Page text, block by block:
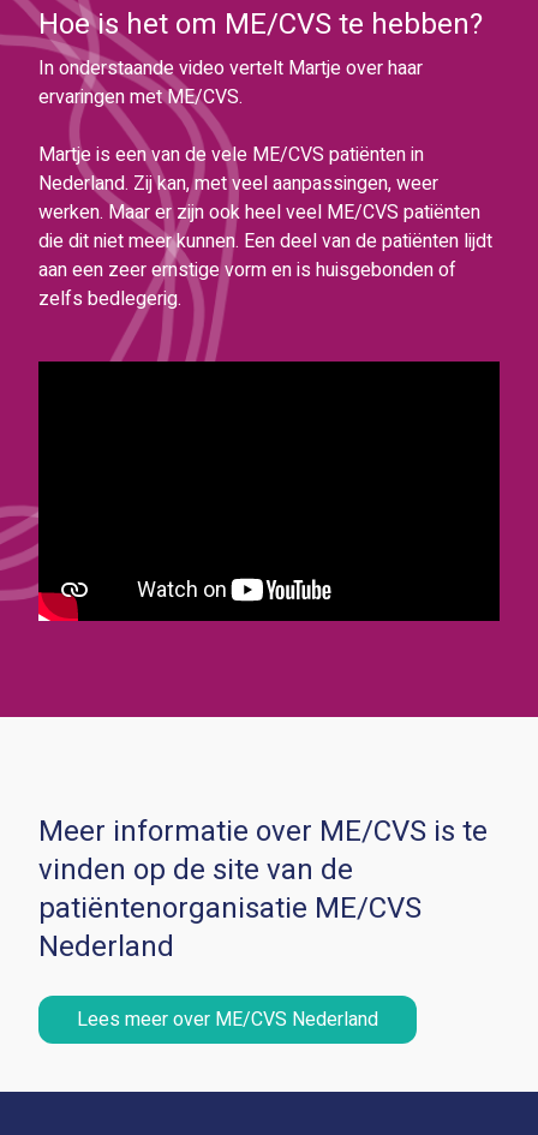
Hoe is het om ME/CVS te hebben?
In onderstaande video vertelt Martje over haar
ervaringen met ME/CVS.
Martje is een van de vele ME/CVS patiënten in
Nederland. Zij kan, met veel aanpassingen, weer
werken. Maar er zijn ook heel veel ME/CVS patiënten
die dit niet meer kunnen. Een deel van de patiënten lijdt
aan een zeer ernstige vorm en is huisgebonden of
zelfs bedlegerig.
Meer informatie over ME/CVS is te
vinden op de site van de
patiëntenorganisatie ME/CVS
Nederland
Lees meer over ME/CVS Nederland